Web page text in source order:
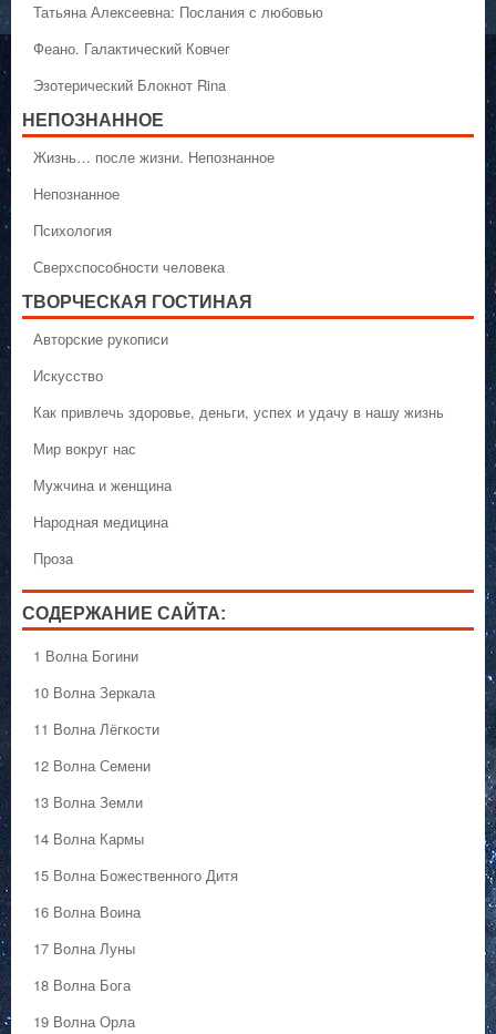
Татьяна Алексеевна: Послания с любовью
Феано. Галактический Ковчег
Эзотерический Блокнот Rina
НЕПОЗНАННОЕ
Жизнь… после жизни. Непознанное
Непознанное
Психология
Сверхспособности человека
ТВОРЧЕСКАЯ ГОСТИНАЯ
Авторские рукописи
Искусство
Как привлечь здоровье, деньги, успех и удачу в нашу жизнь
Мир вокруг нас
Мужчина и женщина
Народная медицина
Проза
СОДЕРЖАНИЕ САЙТА:
1 Волна Богини
10 Волна Зеркала
11 Волна Лёгкости
12 Волна Семени
13 Волна Земли
14 Волна Кармы
15 Волна Божественного Дитя
16 Волна Воина
17 Волна Луны
18 Волна Бога
19 Волна Орла